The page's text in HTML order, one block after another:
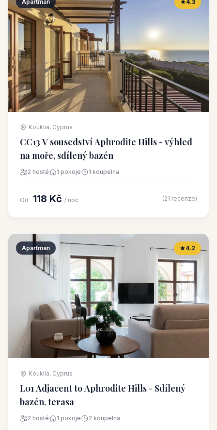
Apartmán 4.3
Kouklia, Cyprus
CC13 V sousedství Aphrodite Hills - výhled
na moře, sdílený bazén
2 hosté 1 pokoje 1 koupelna
Od 118 Kč / noc (21 recenze)
Apartmán 4.2
Kouklia, Cyprus
L01 Adjacent to Aphrodite Hills - Sdílený
bazén, terasa
2 hosté 1 pokoje 2 koupelna